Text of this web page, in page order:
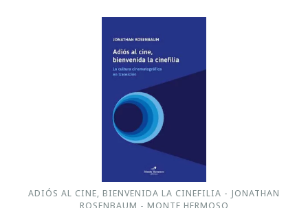
ADIÓS AL CINE, BIENVENIDA LA CINEFILIA - JONATHAN
ROSENBAUM - MONTE HERMOSO